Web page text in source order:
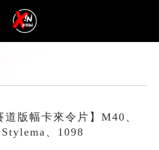
道版幅卡來令片】M40、
、1098